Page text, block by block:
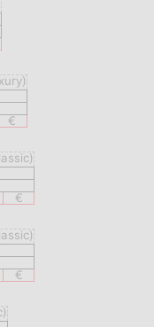
€
€
€